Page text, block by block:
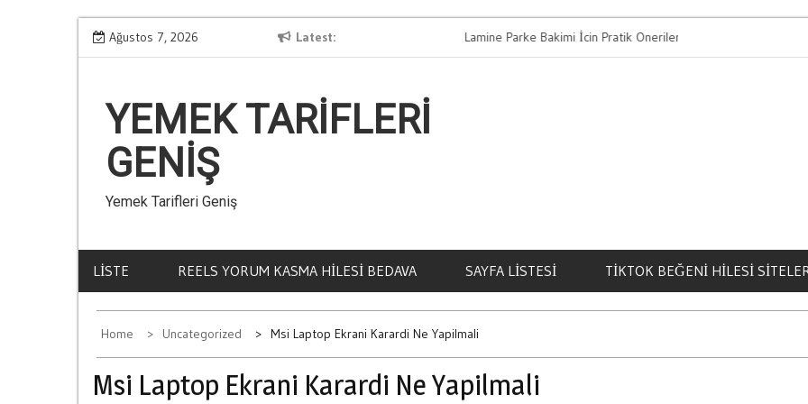
Skip
to
Ağustos 7, 2026 Latest
Kumar Ve Aile İci Krizler Lamine Parke Bakimi İcin Pratik Oneriler
YEMEK TARIFLERI
GENIŞ
Yemek Tarifleri Geniş
LISTE REELS YORUM KASMA HILESI BEDAVA SAYFA LISTESI TIKTOK BEĞENI HILESI
Home Uncategorized Msi Laptop Ekrani Karardi Ne Yapilmali
Msi Laptop Ekrani Karardi Ne Yapilmali